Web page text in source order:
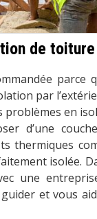
de toiture
parce
par
problèmes en
d’une
thermiques
isolée.
une
et vous